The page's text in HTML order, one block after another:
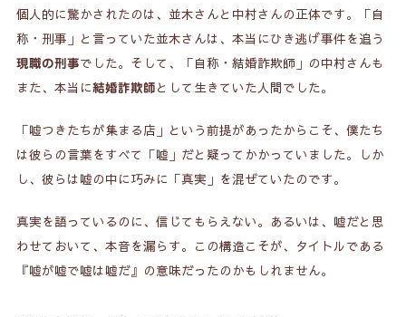
個人的に驚かされたのは、並木さんと中村さんの正体です。「自
称・刑事」と言っていた並木さんは、本当にひき逃げ事件を追う
現職の刑事でした。そして、「自称・結婚詐欺師」の中村さんも
また、本当に結婚詐欺師 として生きていた人間でした。
「嘘つきたちが集まる店」という前提があったからこそ、僕たち
は彼らの言葉をすべて「嘘」だと疑ってかかっていました。しか
し、彼らは嘘の中に巧みに「真実」を混ぜていたのです。
真実を語っているのに、信じてもらえない。あるいは、嘘だと思
わせておいて、本音を漏らす。この構造こそが、タイトルである
『嘘が嘘で嘘は嘘だ』の意味だったのかもしれません。